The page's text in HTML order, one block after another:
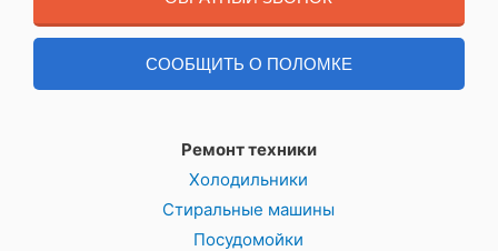
СООБЩИТЬ О ПОЛОМКЕ
Ремонт техники
Холодильники
Стиральные машины
Посудомойки